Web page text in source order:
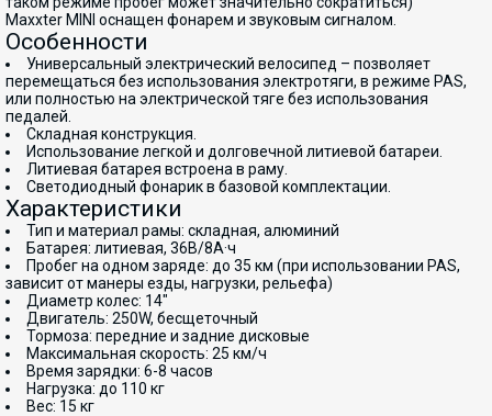
Maxxter MINI оснащен фонарем и звуковым сигналом.
Особенности
Универсальный электрический велосипед – позволяет
перемещаться без использования электротяги, в режиме PAS,
или полностью на электрической тяге без использования
педалей.
Складная конструкция.
Использование легкой и долговечной литиевой батареи.
Литиевая батарея встроена в раму.
Cветодиодный фонарик в базовой комплектации.
Характеристики
Тип и материал рамы: складная, алюминий
Батарея: литиевая, 36В/8А·ч
Пробег на одном заряде: до 35 км (при использовании PAS,
зависит от манеры езды, нагрузки, рельефа)
Диаметр колес: 14"
Двигатель: 250W, бесщеточный
Тормоза: передние и задние дисковые
Максимальная скорость: 25 км/ч
Время зарядки: 6-8 часов
Нагрузка: до 110 кг
Вес: 15 кг